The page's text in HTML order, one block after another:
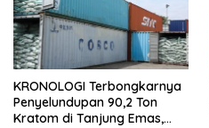
KRONOLOGI Terbongkarnya
Penyelundupan 90,2 Ton
Kratom di Tanjung Emas,